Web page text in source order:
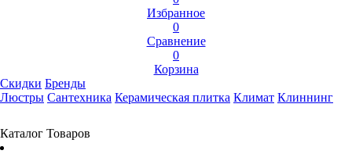
Избранное
0
Сравнение
0
Корзина
Скидки Бренды
Люстры Сантехника Керамическая плитка Климат Клиннинг
Каталог Товаров